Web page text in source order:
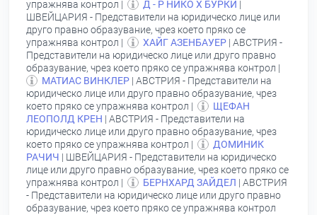
упражнява контрол |
Д - Р НИКО Х БУРКИ |
ШВЕЙЦАРИЯ - Представители на юридическо лице или
друго правно образувание, чрез което пряко се
упражнява контрол |
ХАЙГ АЗЕНБАУЕР | АВСТРИЯ -
Представители на юридическо лице или друго правно
образувание, чрез което пряко се упражнява контрол |
МАТИАС ВИНКЛЕР | АВСТРИЯ - Представители на
юридическо лице или друго правно образувание, чрез
което пряко се упражнява контрол |
ЩЕФАН
ЛЕОПОЛД КРЕН | АВСТРИЯ - Представители на
юридическо лице или друго правно образувание, чрез
което пряко се упражнява контрол |
ДОМИНИК
РАЧИЧ | ШВЕЙЦАРИЯ - Представители на юридическо
лице или друго правно образувание, чрез което пряко се
упражнява контрол |
БЕРНХАРД ЗАЙДЕЛ | АВСТРИЯ
- Представители на юридическо лице или друго правно
образувание, чрез което пряко се упражнява контрол